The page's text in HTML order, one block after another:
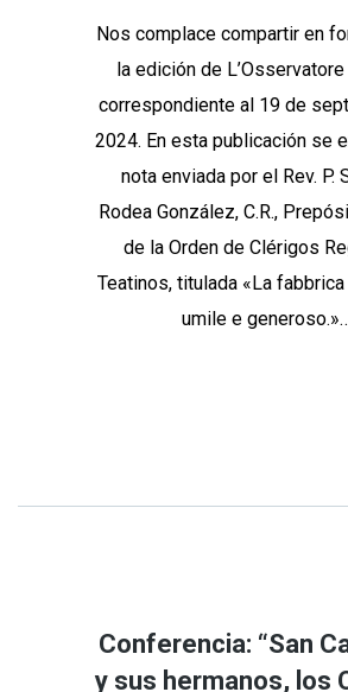
Nos complace compartir en
la edición de
correspondiente al 19 de
2024. En esta publicación se
nota enviada por el Rev. P.
Rodea González, C.R.,
de la Orden de Clérigos
Teatinos, titulada «La fabbrica
umile e
Conferencia: “San
y sus hermanos, los